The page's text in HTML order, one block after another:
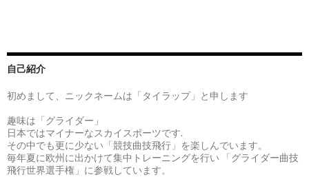
自己紹介
初めまして、ニックネームは「タイラップ」と申します
趣味は「グライダー」
日本ではマイナーなスカイスポーツです.
その中でも更に少ない「競技曲技飛行」を楽しんでいます。
毎年夏に欧州に出かけて集中トレーニングを行い 「グライダー曲技
飛行世界選手権」に参戦しています。